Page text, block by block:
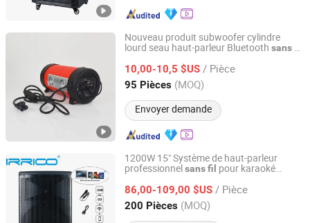
Nouveau produit subwoofer cylindre
lourd seau haut-parleur Bluetooth sans fil
10,00-10,5 $US / Pièce
95 Pièces (MOQ)
Envoyer demande
Zhejiang, China Depuis 2010
1200W 15" Système de haut-parleur
professionnel sansfil pour karaoké
parleuraudio
86,00-109,00 $US / Pièce
200 Pièces (MOQ)
Ningbo Jumboaudio Industrial Co., Ltd.
Zhejiang, China Depuis 2018